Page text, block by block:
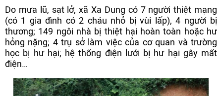
Do mưa lũ, sạt lở, xã Xa Dung có 7 người thiệt mạng
(có 1 gia đình có 2 cháu nhỏ bị vùi lấp), 4 người bị
thương; 149 ngôi nhà bị thiệt hại hoàn toàn hoặc hư
hỏng nặng; 4 trụ sở làm việc của cơ quan và trường
học bị hư hại; hệ thống điện lưới bị hư hại gây mất
điện…